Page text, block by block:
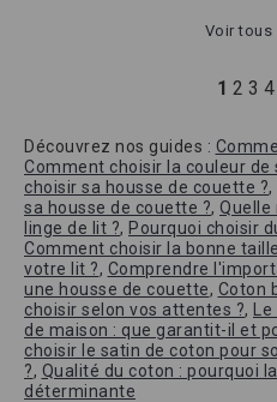
Voir tous
1 2 3 4
Découvrez nos guides :
Comment choisir la couleur de
choisir sa housse de couette ?,
sa housse de couette ?, Quelle
linge de lit ?, Pourquoi choisir
Comment choisir la bonne
votre lit ?, Comprendre
une housse de couette, Coton
choisir selon vos attentes ?,
de maison : que garantit-il et
choisir le satin de coton pour
?, Qualité du coton : pourquoi
déterminante